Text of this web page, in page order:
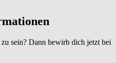
sein? Dann bewirb dich jetzt bei